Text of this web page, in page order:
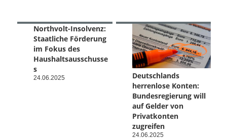
Northvolt-Insolvenz:
Staatliche Förderung
im Fokus des
Haushaltsausschusse
s
24.06.2025
Deutschlands
herrenlose Konten:
Bundesregierung will
auf Gelder von
Privatkonten
zugreifen
24.06.2025